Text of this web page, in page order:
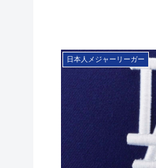
日本人メジャーリーガー